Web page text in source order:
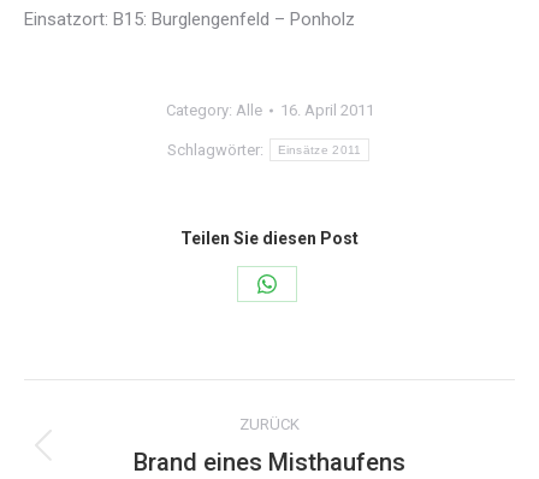
Einsatzort: B15: Burglengenfeld – Ponholz
Category: Alle 16. April 2011
Schlagwörter: Einsätze 2011
Teilen Sie diesen Post
Share
WhatsApp
Kommentarnavigation
ZURÜCK
Vorheriger
Brand eines Misthaufens